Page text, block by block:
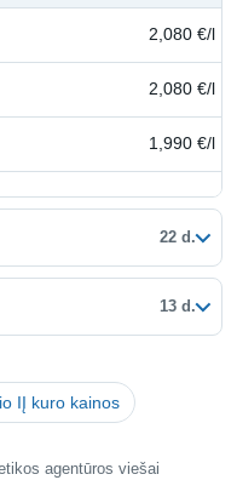
2,080 €/l
2,080 €/l
1,990 €/l
22 d.
13 d.
IĮ kuro kainos
agentūros viešai